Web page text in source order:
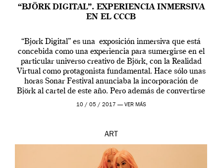
“BJÖRK DIGITAL”. EXPERIENCIA INMERSIVA
EN EL CCCB
“Bjork Digital” es una exposición inmersiva que está
concebida como una experiencia para sumergirse en el
particular universo creativo de Björk, con la Realidad
Virtual como protagonista fundamental. Hace sólo unas
horas Sonar Festival anunciaba la incorporación de
Björk al cartel de este año. Pero además de convertirse
en una de las actuaciones más relevantes […]
10 / 05 / 2017 — VER MÁS
ART